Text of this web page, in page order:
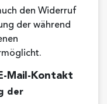
den Widerruf
der während
Mail-Kontakt
der